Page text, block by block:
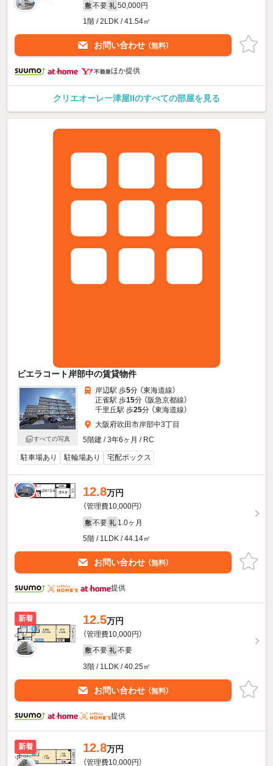
敷 不要 礼 50,000円
1階 / 2LDK / 41.54㎡
お問い合わせ （無料）
ほか提供
クリエオーレ一津屋IIのすべての部屋を見る
ビエラコート岸部中の賃貸物件
すべての写真
岸辺駅 歩5分 （東海道線）
正雀駅 歩15分 （阪急京都線）
千里丘駅 歩25分 （東海道線）
大阪府吹田市岸部中3丁目
5階建 / 3年6ヶ月 / RC
駐車場あり 駐輪場あり 宅配ボックス
新着 12.8万円
（管理費10,000円）
敷 不要 礼 1.0ヶ月
5階 / 1LDK / 44.14㎡
お問い合わせ （無料）
提供
新着 12.5万円
（管理費10,000円）
敷 不要 礼 不要
3階 / 1LDK / 40.25㎡
お問い合わせ （無料）
提供
新着 12.8万円
（管理費10,000円）